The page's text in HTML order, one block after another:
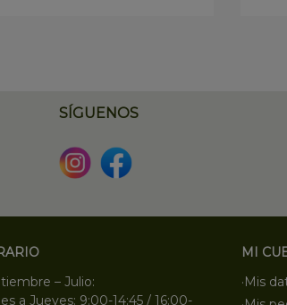
SÍGUENOS
– Julio:
a Jueves: 9:00-14:45 / 16:00-
MI
·Mis